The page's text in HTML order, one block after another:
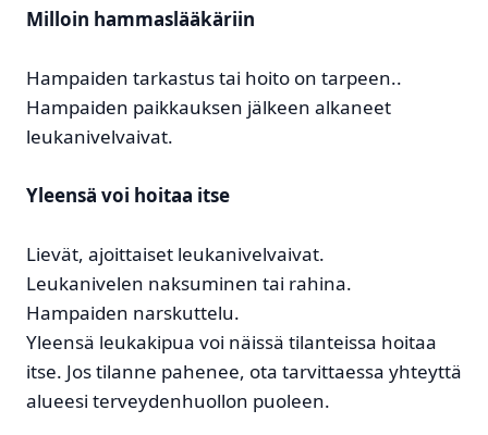
Milloin hammaslääkäriin
Hampaiden tarkastus tai hoito on tarpeen..
Hampaiden paikkauksen jälkeen alkaneet
leukanivelvaivat.
Yleensä voi hoitaa itse
Lievät, ajoittaiset leukanivelvaivat.
Leukanivelen naksuminen tai rahina.
Hampaiden narskuttelu.
Yleensä leukakipua voi näissä tilanteissa hoitaa
itse. Jos tilanne pahenee, ota tarvittaessa yhteyttä
alueesi terveydenhuollon puoleen.